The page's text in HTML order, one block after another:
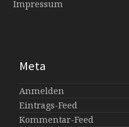
Impressum
Meta
Anmelden
Eintrags-Feed
Kommentar-Feed